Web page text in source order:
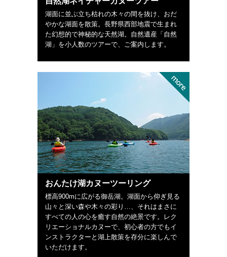
湖面に並ぶ立ち枯れの木々の間を抜け、おだ
やかな湖面を散策。長野県西部地震で生まれ
た幻想的で神秘的な天然湖。自然遺産「自然
湖」を小人数のツアーで、ご案内します。
おんたけ湖カヌーツーリング
標高900mに広がる御岳湖。湖面から仰ぎ見る
山々と深い森や木々の彩り…、それはまさに
すべての人の心を癒す自然の絶景です。レク
リエーショナルカヌーで、初心者の方でもイ
ンストラクターと湖上散策を存分に楽しんで
いただけます。